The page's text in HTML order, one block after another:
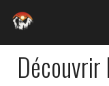
Découvrir